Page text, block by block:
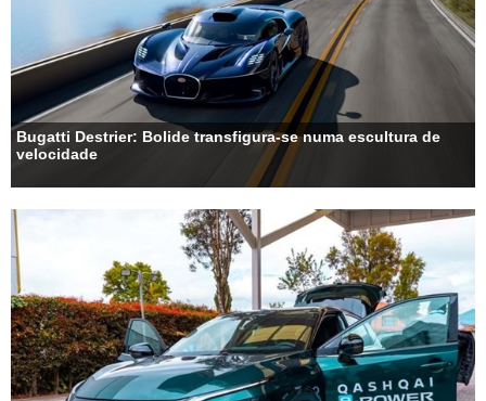
Bugatti Destrier: Bolide transfigura-se numa escultura de
velocidade